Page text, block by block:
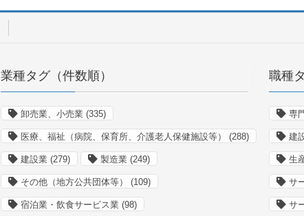
業種タグ（件数順）
卸売業、小売業 (335)
医療、福祉（病院、保育所、介護老人保健施設等） (288)
建設業 (279) 製造業 (249)
その他（地方公共団体等） (109)
宿泊業・飲食サービス業 (98)
職種
専
建
生
サ
サ